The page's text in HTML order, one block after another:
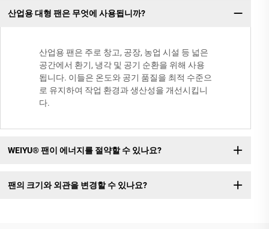
산업용 대형 팬은 무엇에 사용됩니까?
산업용 팬은 주로 창고, 공장, 농업 시설 등 넓은
공간에서 환기, 냉각 및 공기 순환을 위해 사용
됩니다. 이들은 온도와 공기 품질을 최적 수준으
로 유지하여 작업 환경과 생산성을 개선시킵니
다.
WEIYU® 팬이 에너지를 절약할 수 있나요?
팬의 크기와 외관을 변경할 수 있나요?